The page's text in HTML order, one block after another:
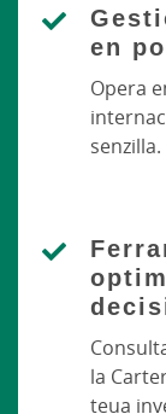
en
Opera
senzilla.
la
teua